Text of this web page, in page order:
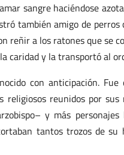
sangre haciéndose
también amigo de perros
reñir a los ratones que se
caridad y la transportó al
con anticipación.
reunidos por sus
y más
tantos trozos de su